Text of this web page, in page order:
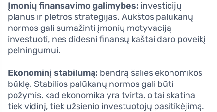
Įmonių finansavimo galimybes: investicijų
planus ir plėtros strategijas. Aukštos palūkanų
normos gali sumažinti įmonių motyvaciją
investuoti, nes didesni finansų kaštai daro poveikį
pelningumui.
Ekonominį stabilumą: bendrą šalies ekonomikos
būklę. Stabilios palūkanų normos gali būti
požymis, kad ekonomika yra tvirta, o tai skatina
tiek vidinį, tiek užsienio investuotojų pasitikėjimą.